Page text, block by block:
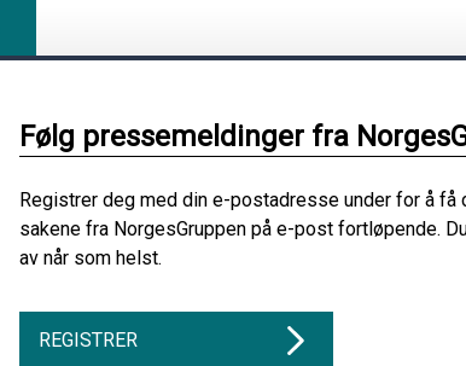
Følg pressemeldinger fra
Registrer deg med din e-postadresse under for å få
sakene fra NorgesGruppen på e-post fortløpende.
av når som helst.
REGISTRER